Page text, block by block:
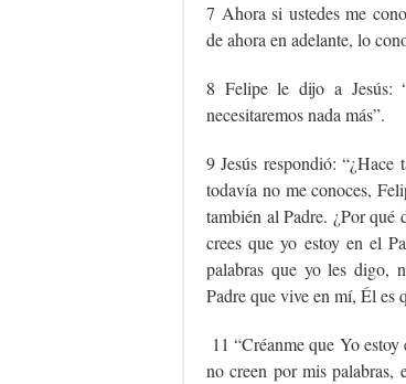
7 Ahora si ustedes me
de ahora en adelante, lo
8 Felipe le dijo a Jesús:
necesitaremos nada más”.
9 Jesús respondió: “¿Hace
todavía no me conoces,
también al Padre. ¿Por qué
crees que yo estoy en el
palabras que yo les digo,
Padre que vive en mí, Él es
11 “Créanme que Yo
no creen por mis palabras,